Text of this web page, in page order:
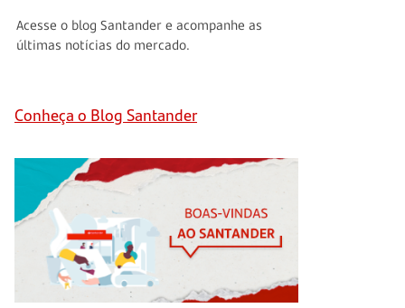
Acesse o blog Santander e acompanhe as
últimas notícias do mercado.
Conheça o Blog Santander